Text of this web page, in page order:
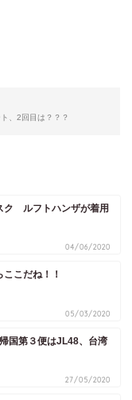
、2回目は？？？
ク ルフトハンザが着用
04/06/2020
こだね！！
05/03/2020
国第３便はJL48、台湾
27/05/2020